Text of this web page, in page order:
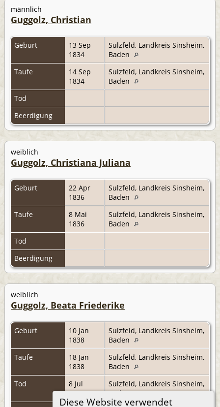
Diese Website verwendet
männlich
Guggolz, Christian
Geburt
13 Sep
1834
Sulzfeld, Landkreis Sinsheim,
Baden
Taufe
14 Sep
1834
Sulzfeld, Landkreis Sinsheim,
Baden
Tod
Beerdigung
weiblich
Guggolz, Christiana Juliana
Geburt
22 Apr
1836
Sulzfeld, Landkreis Sinsheim,
Baden
Taufe
8 Mai
1836
Sulzfeld, Landkreis Sinsheim,
Baden
Tod
Beerdigung
weiblich
Guggolz, Beata Friederike
Geburt
10 Jan
1838
Sulzfeld, Landkreis Sinsheim,
Baden
Taufe
18 Jan
1838
Sulzfeld, Landkreis Sinsheim,
Baden
Tod
8 Jul
1838
Sulzfeld, Landkreis Sinsheim,
Baden